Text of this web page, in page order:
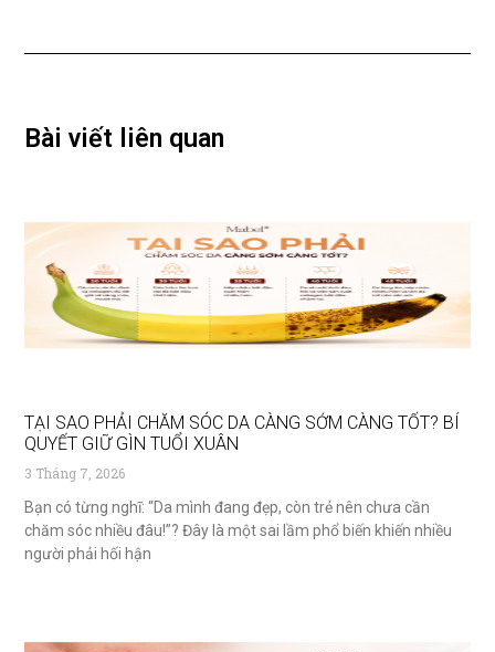
Bài viết liên quan
TẠI SAO PHẢI CHĂM SÓC DA CÀNG SỚM CÀNG TỐT? BÍ
QUYẾT GIỮ GÌN TUỔI XUÂN
3 Tháng 7, 2026
Bạn có từng nghĩ: “Da mình đang đẹp, còn trẻ nên chưa cần
chăm sóc nhiều đâu!”? Đây là một sai lầm phổ biến khiến nhiều
người phải hối hận